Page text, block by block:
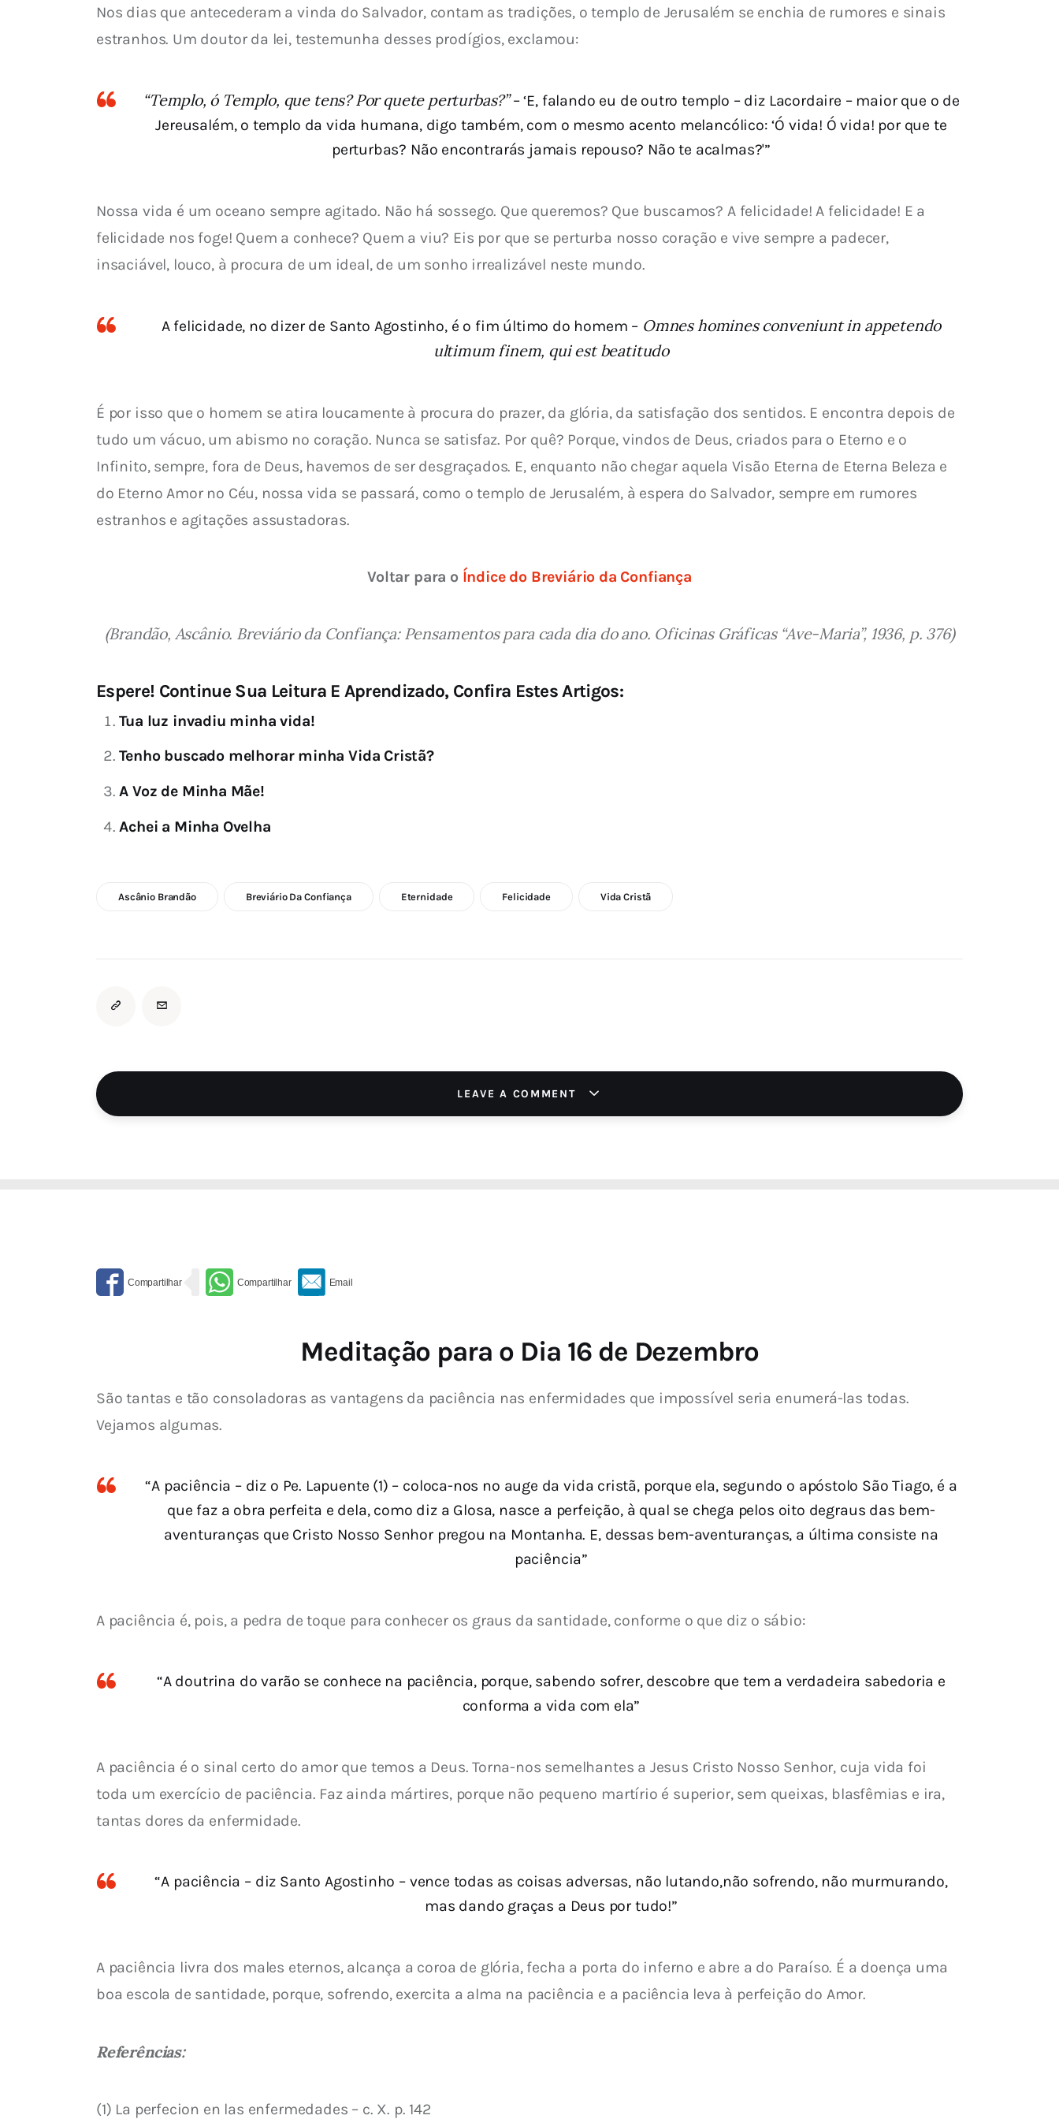
Nos dias que antecederam a vinda do Salvador, contam as tradições, o templo de Jerusalém se enchia de rumores e sinais
estranhos. Um doutor da lei, testemunha desses prodígios, exclamou:
“Templo, ó Templo, que tens? Por quete perturbas?”– ‘E, falando eu de outro templo – diz Lacordaire – maior que o de
Jereusalém, o templo da vida humana, digo também, com o mesmo acento melancólico: ‘Ó vida! Ó vida! por que te
perturbas? Não encontrarás jamais repouso? Não te acalmas?'”
Nossa vida é um oceano sempre agitado. Não há sossego. Que queremos? Que buscamos? A felicidade! A felicidade! E a
felicidade nos foge! Quem a conhece? Quem a viu? Eis por que se perturba nosso coração e vive sempre a padecer,
insaciável, louco, à procura de um ideal, de um sonho irrealizável neste mundo.
A felicidade, no dizer de Santo Agostinho, é o fim último do homem – Omnes homines conveniunt in appetendo
ultimum finem, qui est beatitudo
É por isso que o homem se atira loucamente à procura do prazer, da glória, da satisfação dos sentidos. E encontra depois de
tudo um vácuo, um abismo no coração. Nunca se satisfaz. Por quê? Porque, vindos de Deus, criados para o Eterno e o
Infinito, sempre, fora de Deus, havemos de ser desgraçados. E, enquanto não chegar aquela Visão Eterna de Eterna Beleza e
do Eterno Amor no Céu, nossa vida se passará, como o templo de Jerusalém, à espera do Salvador, sempre em rumores
estranhos e agitações assustadoras.
Voltar para o Índice do Breviário da Confiança
(Brandão, Ascânio. Breviário da Confiança: Pensamentos para cada dia do ano. Oficinas Gráficas “Ave-Maria”, 1936, p. 376)
Espere! Continue Sua Leitura E Aprendizado, Confira Estes Artigos:
Tua luz invadiu minha vida!
Tenho buscado melhorar minha Vida Cristã?
A Voz de Minha Mãe!
Achei a Minha Ovelha
Ascânio Brandão Breviário Da Confiança Eternidade Felicidade Vida Cristã
LEAVE A COMMENT
Meditação para o Dia 16 de Dezembro
São tantas e tão consoladoras as vantagens da paciência nas enfermidades que impossível seria enumerá-las todas.
Vejamos algumas.
“A paciência – diz o Pe. Lapuente (1) – coloca-nos no auge da vida cristã, porque ela, segundo o apóstolo São Tiago, é a
que faz a obra perfeita e dela, como diz a Glosa, nasce a perfeição, à qual se chega pelos oito degraus das bem-
aventuranças que Cristo Nosso Senhor pregou na Montanha. E, dessas bem-aventuranças, a última consiste na
paciência”
A paciência é, pois, a pedra de toque para conhecer os graus da santidade, conforme o que diz o sábio:
“A doutrina do varão se conhece na paciência, porque, sabendo sofrer, descobre que tem a verdadeira sabedoria e
conforma a vida com ela”
A paciência é o sinal certo do amor que temos a Deus. Torna-nos semelhantes a Jesus Cristo Nosso Senhor, cuja vida foi
toda um exercício de paciência. Faz ainda mártires, porque não pequeno martírio é superior, sem queixas, blasfêmias e ira,
tantas dores da enfermidade.
“A paciência – diz Santo Agostinho – vence todas as coisas adversas, não lutando,não sofrendo, não murmurando,
mas dando graças a Deus por tudo!”
A paciência livra dos males eternos, alcança a coroa de glória, fecha a porta do inferno e abre a do Paraíso. É a doença uma
boa escola de santidade, porque, sofrendo, exercita a alma na paciência e a paciência leva à perfeição do Amor.
Referências:
(1) La perfecion en las enfermedades – c. X. p. 142